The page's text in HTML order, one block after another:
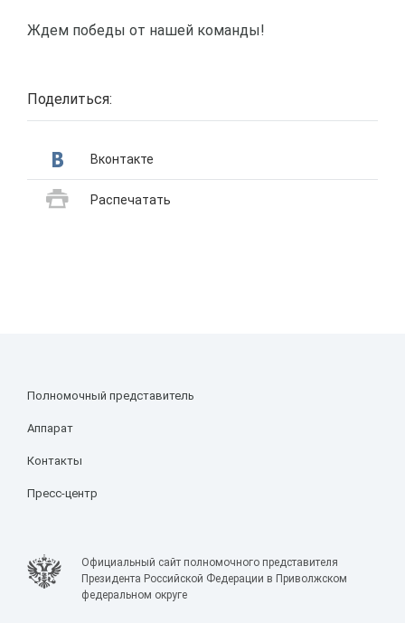
Ждем победы от нашей команды!
Поделиться:
Вконтакте
Распечатать
Полномочный представитель
Аппарат
Контакты
Пресс-центр
Официальный сайт полномочного представителя
Президента Российской Федерации в Приволжском
федеральном округе